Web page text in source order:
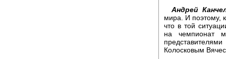
Андрей
мира. И поэтому,
что в той
на чемпионат
Колосковым